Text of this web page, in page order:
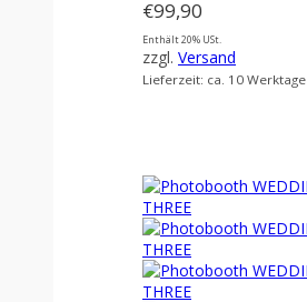
€99,90
Enthält 20% USt.
zzgl. Versand
Lieferzeit: ca. 10 Werktage